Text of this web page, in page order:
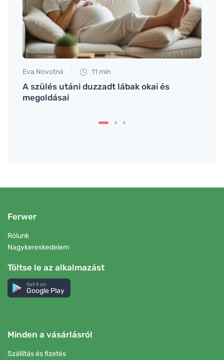
Eva Novotná 11 min
A szülés utáni duzzadt lábak okai és
megoldásai
Ferwer
Rólunk
Nagykereskedelem
Töltse le az alkalmazást
Get it on
Google Play
Minden a vásárlásról
Szállítás és fizetés